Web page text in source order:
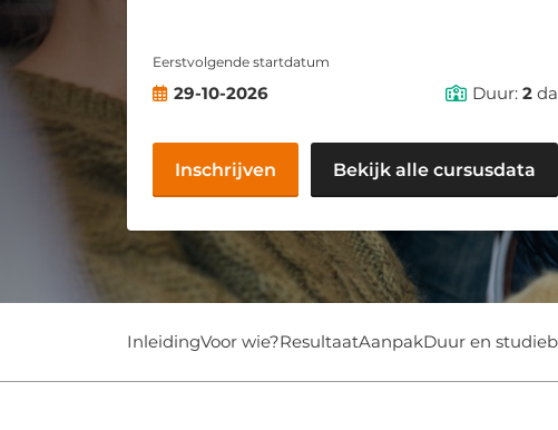
Eerstvolgende startdatum
29-10-2026 Duur:2
Inschrijven Bekijk alle cursusdata
InleidingVoor wie?ResultaatAanpakDuur en